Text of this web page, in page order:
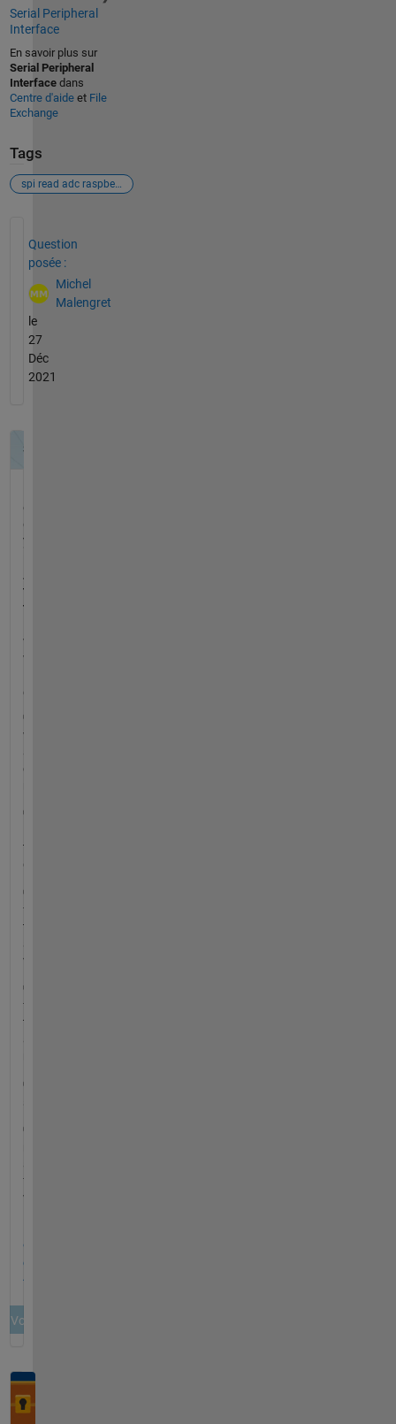
Serial Peripheral
Interface
En savoir plus sur
Serial Peripheral
Interfacedans
Centre d'aideet File
Exchange
Tags
spi read adc raspberry
Question
posée :
Michel
Malengret
le
27
Déc
2021